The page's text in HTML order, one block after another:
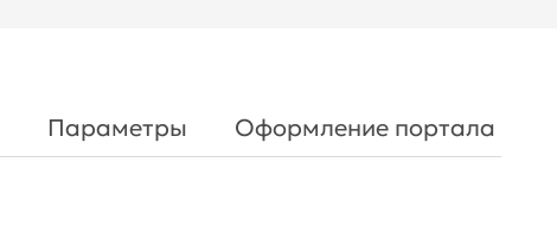
Параметры Оформление портала